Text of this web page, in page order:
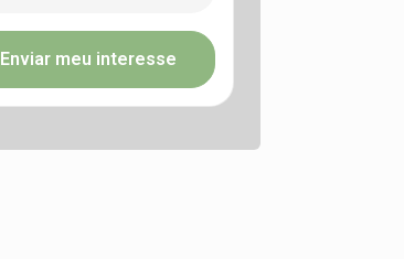
Enviar meu interesse